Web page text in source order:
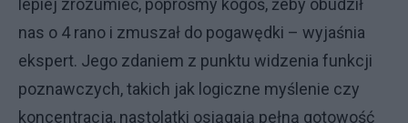
lepiej zrozumieć, poprośmy kogoś, żeby obudził
nas o 4 rano i zmuszał do pogawędki – wyjaśnia
ekspert. Jego zdaniem z punktu widzenia funkcji
poznawczych, takich jak logiczne myślenie czy
koncentracja, nastolatki osiągają pełną gotowość